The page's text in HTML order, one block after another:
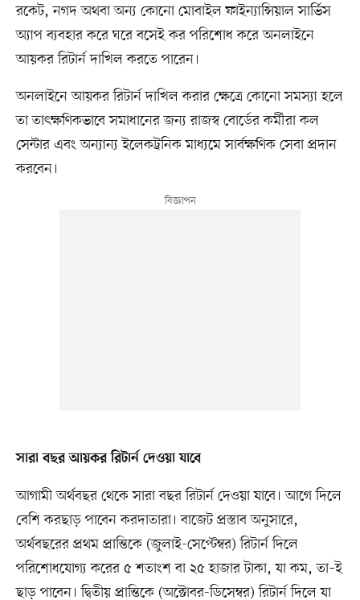
রকেট, নগদ অথবা অন্য কোনো মোবাইল ফাইন্যান্সিয়াল সার্ভিস
অ্যাপ ব্যবহার করে ঘরে বসেই কর পরিশোধ করে অনলাইনে
আয়কর রিটার্ন দাখিল করতে পারেন।
অনলাইনে আয়কর রিটার্ন দাখিল করার ক্ষেত্রে কোনো সমস্যা হলে
তা তাৎক্ষণিকভাবে সমাধানের জন্য রাজস্ব বোর্ডের কর্মীরা কল
সেন্টার এবং অন্যান্য ইলেকট্রনিক মাধ্যমে সার্বক্ষণিক সেবা প্রদান
করবেন।
সারা বছর আয়কর রিটার্ন দেওয়া যাবে
আগামী অর্থবছর থেকে সারা বছর রিটার্ন দেওয়া যাবে। আগে দিলে
বেশি করছাড় পাবেন করদাতারা। বাজেট প্রস্তাব অনুসারে,
অর্থবছরের প্রথম প্রান্তিকে (জুলাই-সেপ্টেম্বর) রিটার্ন দিলে
পরিশোধযোগ্য করের ৫ শতাংশ বা ২৫ হাজার টাকা, যা কম, তা–ই
ছাড় পাবেন। দ্বিতীয় প্রান্তিকে (অক্টোবর-ডিসেম্বর) রিটার্ন দিলে যা